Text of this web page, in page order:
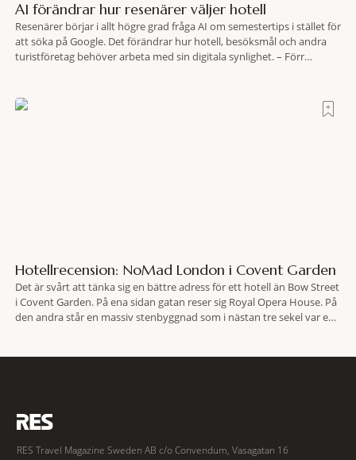
AI förändrar hur resenärer väljer hotell
Resenärer börjar i allt högre grad fråga AI om semestertips i stället för
att söka på Google. Det förändrar hur hotell, besöksmål och andra
turistföretag behöver arbeta med sin digitala synlighet. – Förr
Hotellrecension: NoMad London i Covent Garden
Det är svårt att tänka sig en bättre adress för ett hotell än Bow Street
i Covent Garden. På ena sidan gatan reser sig Royal Opera House. På
den andra står en massiv stenbyggnad som i nästan tre sekel var en
RES Travel Magazine Sweden AB c/o Convendum, Vasagatan 16